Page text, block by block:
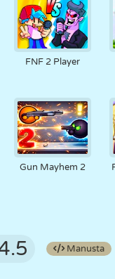
FNF 2 Player
Gun Mayhem 2
Manusta